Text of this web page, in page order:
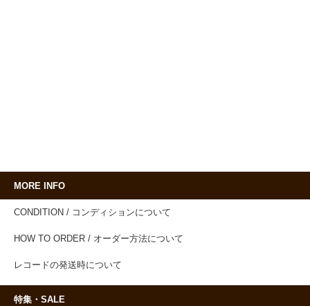
MORE INFO
CONDITION / コンディションについて
HOW TO ORDER / オーダー方法について
レコードの発送時について
特集・SALE